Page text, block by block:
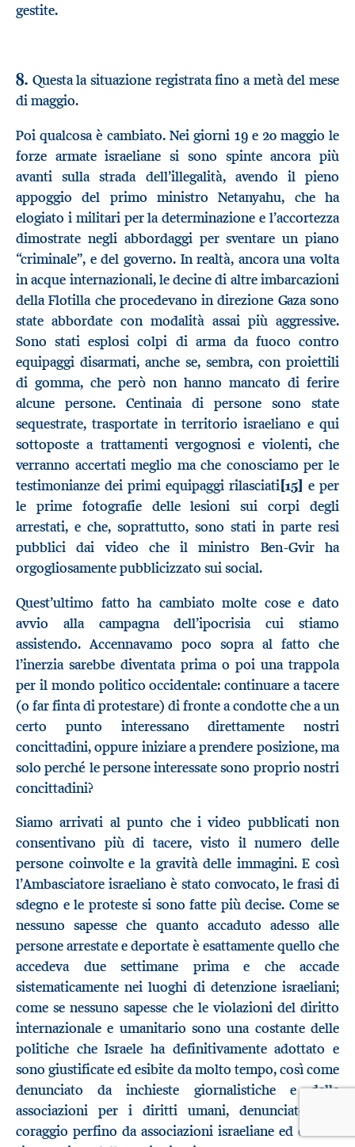
gestite.
8. Questa la situazione registrata fino a metà del mese
di maggio.
Poi qualcosa è cambiato. Nei giorni 19 e 20 maggio le
forze armate israeliane si sono spinte ancora più
avanti sulla strada dell’illegalità, avendo il pieno
appoggio del primo ministro Netanyahu, che ha
elogiato i militari per la determinazione e l’accortezza
dimostrate negli abbordaggi per sventare un piano
“criminale”, e del governo. In realtà, ancora una volta
in acque internazionali, le decine di altre imbarcazioni
della Flotilla che procedevano in direzione Gaza sono
state abbordate con modalità assai più aggressive.
Sono stati esplosi colpi di arma da fuoco contro
equipaggi disarmati, anche se, sembra, con proiettili
di gomma, che però non hanno mancato di ferire
alcune persone. Centinaia di persone sono state
sequestrate, trasportate in territorio israeliano e qui
sottoposte a trattamenti vergognosi e violenti, che
verranno accertati meglio ma che conosciamo per le
testimonianze dei primi equipaggi rilasciati[15] e per
le prime fotografie delle lesioni sui corpi degli
arrestati, e che, soprattutto, sono stati in parte resi
pubblici dai video che il ministro Ben-Gvir ha
orgogliosamente pubblicizzato sui social.
Quest’ultimo fatto ha cambiato molte cose e dato
avvio alla campagna dell’ipocrisia cui stiamo
assistendo. Accennavamo poco sopra al fatto che
l’inerzia sarebbe diventata prima o poi una trappola
per il mondo politico occidentale: continuare a tacere
(o far finta di protestare) di fronte a condotte che a un
certo punto interessano direttamente nostri
concittadini, oppure iniziare a prendere posizione, ma
solo perché le persone interessate sono proprio nostri
concittadini?
Siamo arrivati al punto che i video pubblicati non
consentivano più di tacere, visto il numero delle
persone coinvolte e la gravità delle immagini. E così
l’Ambasciatore israeliano è stato convocato, le frasi di
sdegno e le proteste si sono fatte più decise. Come se
nessuno sapesse che quanto accaduto adesso alle
persone arrestate e deportate è esattamente quello che
accedeva due settimane prima e che accade
sistematicamente nei luoghi di detenzione israeliani;
come se nessuno sapesse che le violazioni del diritto
internazionale e umanitario sono una costante delle
politiche che Israele ha definitivamente adottato e
sono giustificate ed esibite da molto tempo, così come
denunciato da inchieste giornalistiche e dalle
associazioni per i diritti umani, denunciato con
coraggio perfino da associazioni israeliane ed è stato